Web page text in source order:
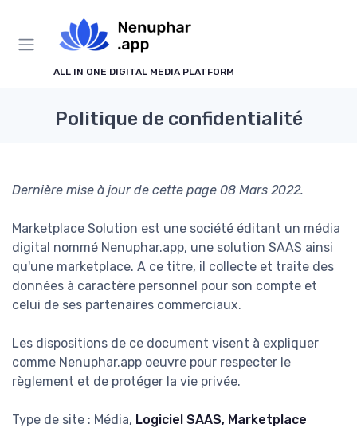
ALL IN ONE DIGITAL MEDIA PLATFORM
Politique de confidentialité
Dernière mise à jour de cette page 08 Mars 2022.
Marketplace Solution est une société éditant un média
digital nommé Nenuphar.app, une solution SAAS ainsi
qu'une marketplace. A ce titre, il collecte et traite des
données à caractère personnel pour son compte et
celui de ses partenaires commerciaux.
Les dispositions de ce document visent à expliquer
comme Nenuphar.app oeuvre pour respecter le
règlement et de protéger la vie privée.
Type de site : Média, Logiciel SAAS, Marketplace